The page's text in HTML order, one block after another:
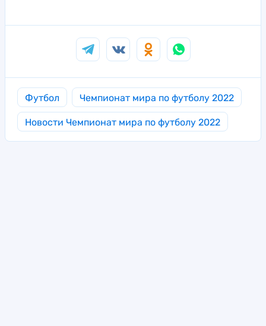
Футбол Чемпионат мира по футболу 2022
Новости Чемпионат мира по футболу 2022